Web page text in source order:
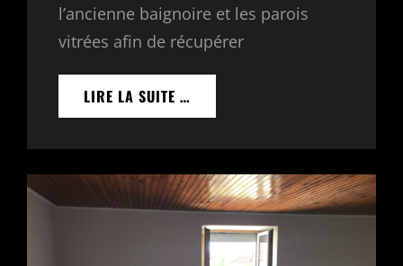
l’ancienne baignoire et les parois
vitrées afin de récupérer
LIRE LA SUITE …
D’UNE
DE